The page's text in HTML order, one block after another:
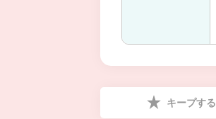
キープする